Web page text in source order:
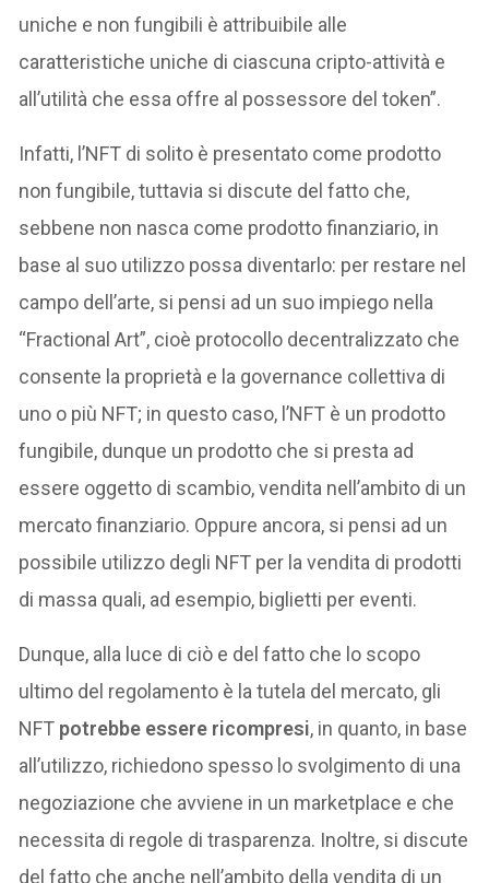
uniche e non fungibili è attribuibile alle
caratteristiche uniche di ciascuna cripto-attività e
all’utilità che essa offre al possessore del token”.
Infatti, l’NFT di solito è presentato come prodotto
non fungibile, tuttavia si discute del fatto che,
sebbene non nasca come prodotto finanziario, in
base al suo utilizzo possa diventarlo: per restare nel
campo dell’arte, si pensi ad un suo impiego nella
“Fractional Art”, cioè protocollo decentralizzato che
consente la proprietà e la governance collettiva di
uno o più NFT; in questo caso, l’NFT è un prodotto
fungibile, dunque un prodotto che si presta ad
essere oggetto di scambio, vendita nell’ambito di un
mercato finanziario. Oppure ancora, si pensi ad un
possibile utilizzo degli NFT per la vendita di prodotti
di massa quali, ad esempio, biglietti per eventi.
Dunque, alla luce di ciò e del fatto che lo scopo
ultimo del regolamento è la tutela del mercato, gli
NFT potrebbe essere ricompresi, in quanto, in base
all’utilizzo, richiedono spesso lo svolgimento di una
negoziazione che avviene in un marketplace e che
necessita di regole di trasparenza. Inoltre, si discute
del fatto che anche nell’ambito della vendita di un